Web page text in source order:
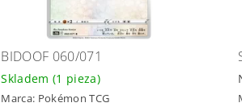
BIDOOF 060/071
Skladem (1 pieza)
Marca: Pokémon TCG